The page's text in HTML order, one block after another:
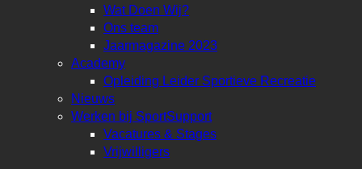
Wat Doen Wij?
Ons team
Jaarmagazine 2023
Academy
Opleiding Leider Sportieve Recreatie
Nieuws
Werken bij SportSupport
Vacatures & Stages
Vrijwilligers